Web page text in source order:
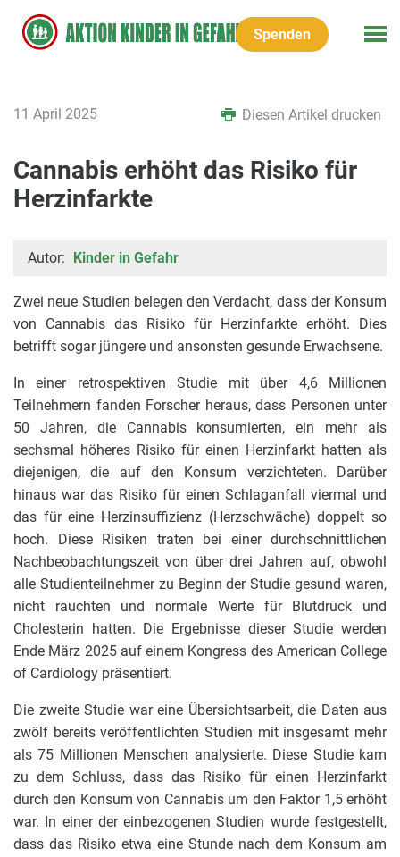
Spenden
11 April 2025 Diesen Artikel drucken
Cannabis erhöht das Risiko für
Herzinfarkte
Autor: Kinder in Gefahr
Zwei neue Studien belegen den Verdacht, dass der Konsum
von Cannabis das Risiko für Herzinfarkte erhöht. Dies
betrifft sogar jüngere und ansonsten gesunde Erwachsene.
In einer retrospektiven Studie mit über 4,6 Millionen
Teilnehmern fanden Forscher heraus, dass Personen unter
50 Jahren, die Cannabis konsumierten, ein mehr als
sechsmal höheres Risiko für einen Herzinfarkt hatten als
diejenigen, die auf den Konsum verzichteten. Darüber
hinaus war das Risiko für einen Schlaganfall viermal und
das für eine Herzinsuffizienz (Herzschwäche) doppelt so
hoch. Diese Risiken traten bei einer durchschnittlichen
Nachbeobachtungszeit von über drei Jahren auf, obwohl
alle Studienteilnehmer zu Beginn der Studie gesund waren,
nicht rauchten und normale Werte für Blutdruck und
Cholesterin hatten. Die Ergebnisse dieser Studie werden
Ende März 2025 auf einem Kongress des American College
of Cardiology präsentiert.
Die zweite Studie war eine Übersichtsarbeit, die Daten aus
zwölf bereits veröffentlichten Studien mit insgesamt mehr
als 75 Millionen Menschen analysierte. Diese Studie kam
zu dem Schluss, dass das Risiko für einen Herzinfarkt
durch den Konsum von Cannabis um den Faktor 1,5 erhöht
war. In einer der einbezogenen Studien wurde festgestellt,
dass das Risiko etwa eine Stunde nach dem Konsum am